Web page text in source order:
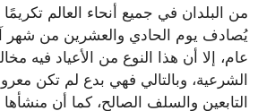
من البلدان في جميع أنحاء العالم
يُصادف يوم الحادي والعشرين من شهر
عام، إلا أن هذا النوع من الأعياد فيه
الشرعية، وبالتالي فهي بدع لم تكن
التابعين والسلف الصالح، كما أن